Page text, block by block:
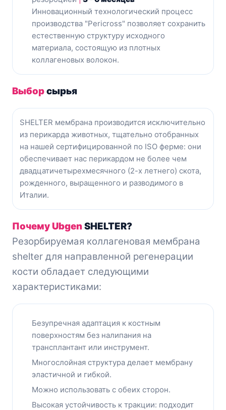
Инновационный технологический процесс
производства "Pericross" позволяет сохранить
естественную структуру исходного
материала, состоящую из плотных
коллагеновых волокон.
Выборсырья
SHELTER мембрана производится исключительно
из перикарда животных, тщательно отобранных
на нашей сертифицированной по ISO ферме: они
обеспечивает нас перикардом не более чем
двадцатичетырехмесячного (2-х летнего) скота,
рожденного, выращенного и разводимого в
Италии.
Почему UbgenSHELTER?
Резорбируемая коллагеновая мембрана
shelter для направленной регенерации
кости обладает следующими
характеристиками:
Безупречная адаптация к костным
поверхностям без налипания на
трансплантант или инструмент.
Многослойная структура делает мембрану
эластичной и гибкой.
Можно использовать с обеих сторон.
Высокая устойчивость к тракции: подходит